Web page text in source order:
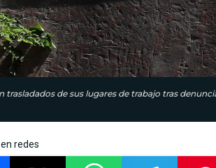
de sus lugares de trabajo tras
redes